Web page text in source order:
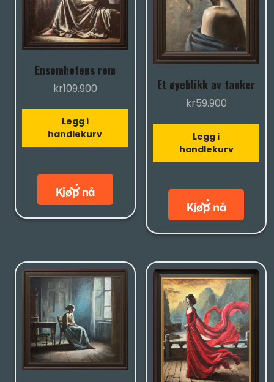
Ensomhetens rom
kr109.900
Legg i
handlekurv
Et øyeblikk av tanker
kr59.900
Legg i
handlekurv